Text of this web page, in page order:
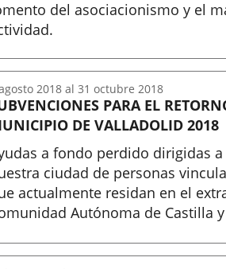
del asociacionismo y el
PARA EL
DE VALLADOLID 2018
a fondo perdido dirigidas
ciudad de personas
actualmente residan en el
Autónoma de Castilla
2018 al 31 octubre 2018